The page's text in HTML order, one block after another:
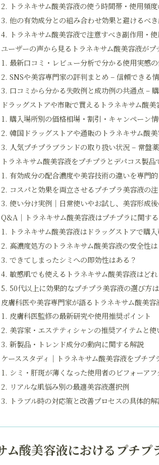
トラネキサム酸美容液の使う時間帯・使用頻
他の有効成分との組み合わせ効果と避けるべ
トラネキサム酸美容液で注意すべき副作用・
ユーザーの声から見るトラネキサム酸美容液が
最新口コミ・レビュー分析で分かる使用実感
SNSや美容専門家の評判まとめ – 信頼できる
口コミから分かる失敗例と成功例の共通点 –
ドラッグストアや市販で買えるトラネキサム酸
購入場所別の価格相場・割引・キャンペーン
韓国ドラッグストアや通販のトラネキサム酸
人気プチプラブランドの取り扱い状況 – 常盤
トラネキサム酸美容液をプチプラとデパコス製
有効成分の配合濃度や美容技術の違いを専門
コスパと効果を両立させるプチプラ美容液の
使い分け実例｜日常使いやお試し、美容形成
Q&A｜トラネキサム酸美容液はプチプラに関す
トラネキサム酸美容液はドラッグストアで購入
高濃度処方のトラネキサム酸美容液の安全性は
できてしまったシミへの即効性はある？
敏感肌でも使えるトラネキサム酸美容液はどれ
50代以上に効果的なプチプラ美容液の選び方
皮膚科医や美容専門家が語るトラネキサム酸美
皮膚科医監修の最新研究や使用推奨ポイント
美容家・エステティシャンの推奨アイテムと使
新製品・トレンド成分の動向に関する解説
ケーススタディ｜トラネキサム酸美容液をプチ
シミ・肝斑が薄くなった使用者のビフォーアフ
リアルな肌悩み別の最適美容液選択例
トラブル時の対応策と改善プロセスの具体的
ム酸美容液におけるプチ